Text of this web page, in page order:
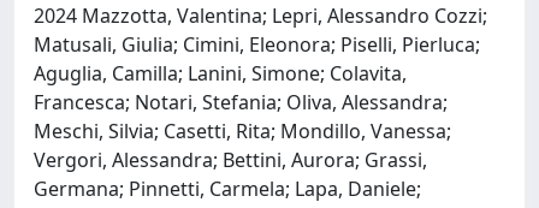
2024 Mazzotta, Valentina; Lepri, Alessandro Cozzi;
Matusali, Giulia; Cimini, Eleonora; Piselli, Pierluca;
Aguglia, Camilla; Lanini, Simone; Colavita,
Francesca; Notari, Stefania; Oliva, Alessandra;
Meschi, Silvia; Casetti, Rita; Mondillo, Vanessa;
Vergori, Alessandra; Bettini, Aurora; Grassi,
Germana; Pinnetti, Carmela; Lapa, Daniele;